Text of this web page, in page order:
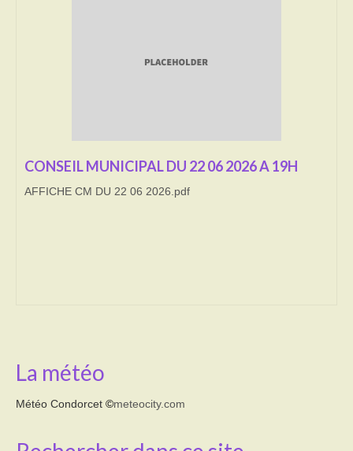
LE BRULAGE DES VEGETAUX
DECHETS VERTS
CONSEIL MUNICIPAL DU 22 06 2026 A 19H
AFFICHE CM DU 22 06 2026.pdf
La météo
Météo Condorcet ©meteocity.com